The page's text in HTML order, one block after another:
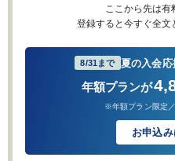
ここから先は有
登録すると今すぐ全文
8/31まで 夏の入会
年額プランが
※年額プラン限定
お申込